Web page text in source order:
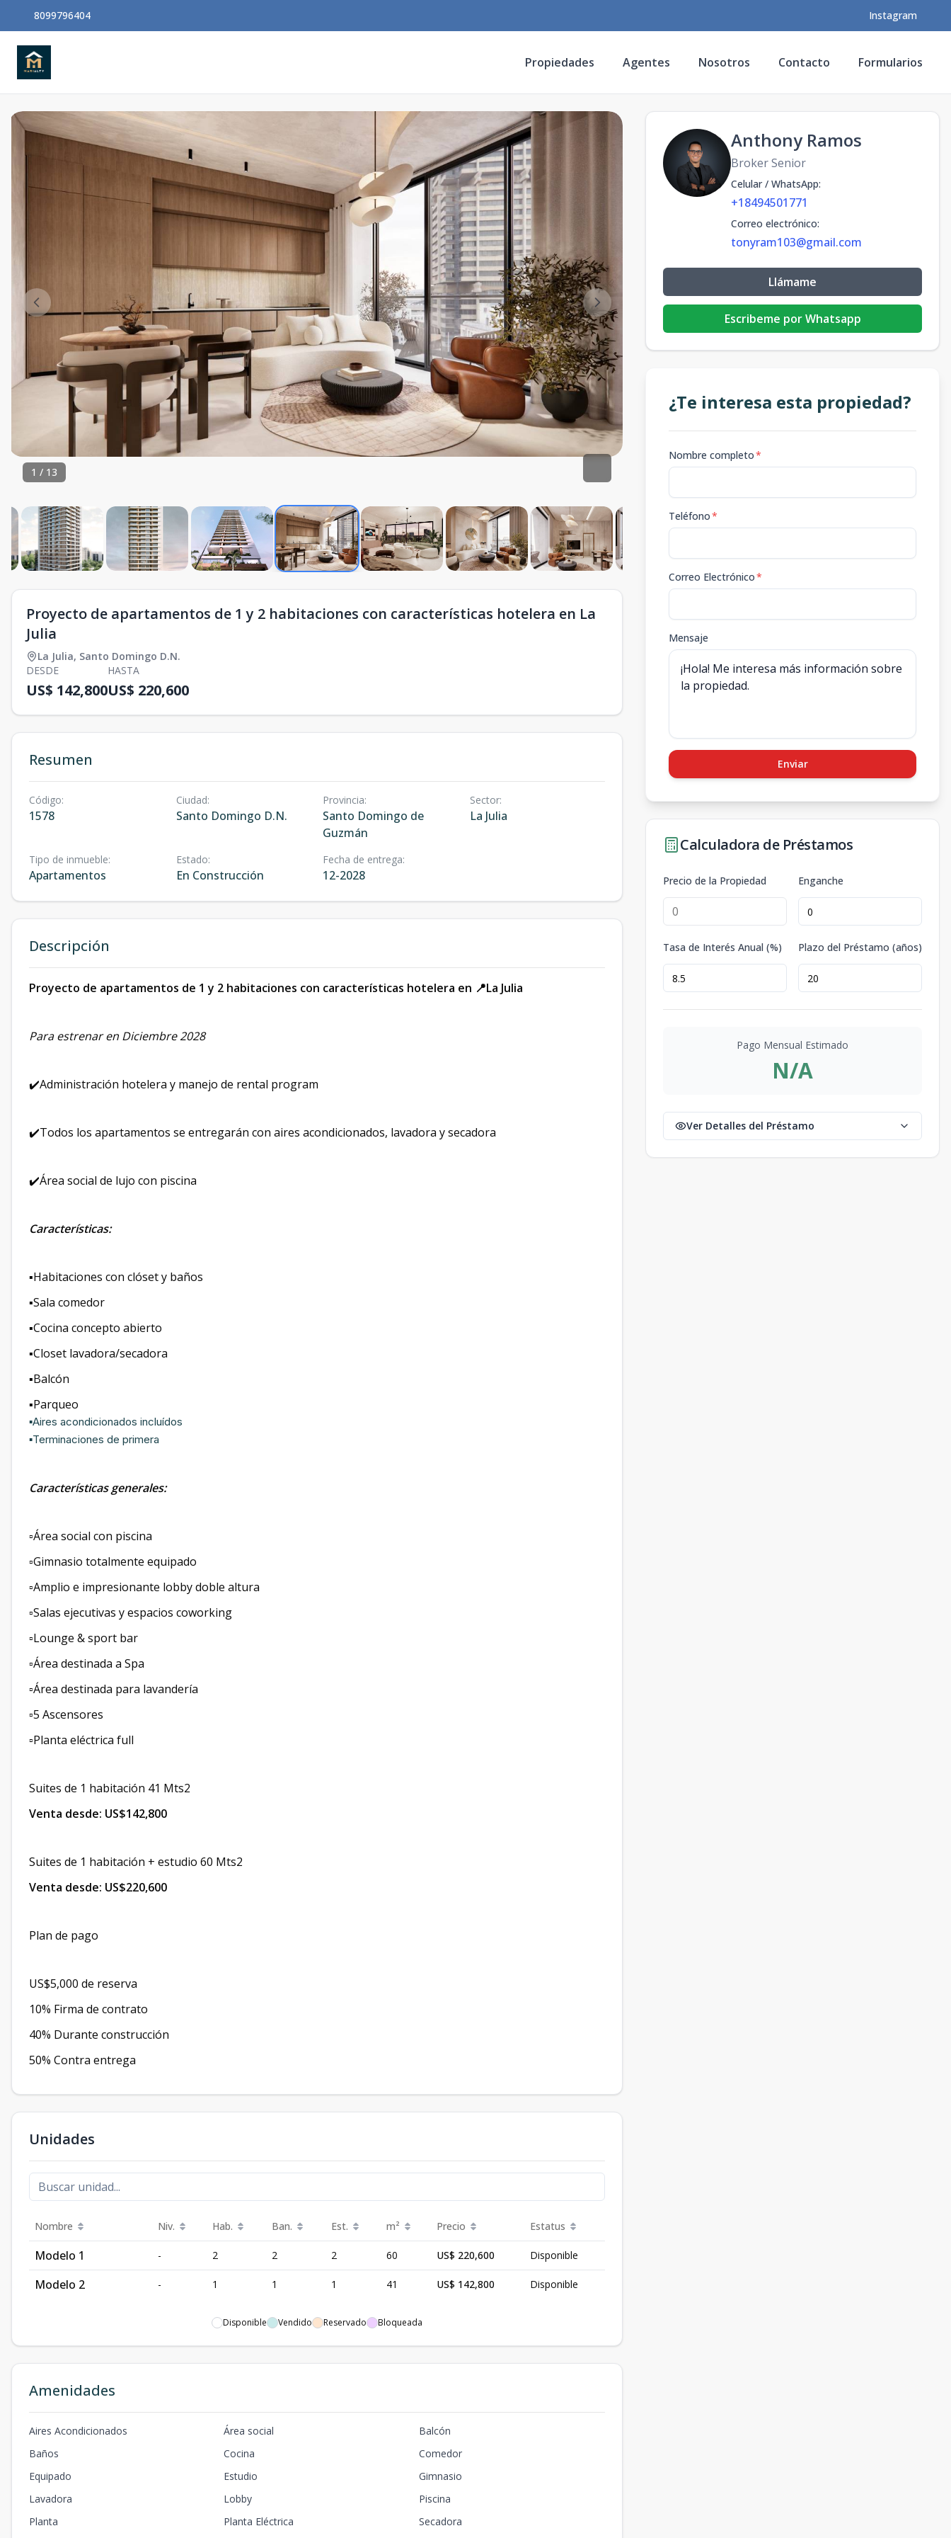
8099796404 Instagram
Propiedades Agentes Nosotros Contacto Formularios
1 / 13
Proyecto de apartamentos de 1 y 2 habitaciones con características hotelera en La
Julia
La Julia, Santo Domingo D.N.
DESDE
US$ 142,800
HASTA
US$ 220,600
Resumen
Código:
1578
Ciudad:
Santo Domingo D.N.
Provincia:
Santo Domingo de
Guzmán
Sector:
La Julia
Tipo de inmueble:
Apartamentos
Estado:
En Construcción
Fecha de entrega:
12-2028
Descripción
Proyecto de apartamentos de 1 y 2 habitaciones con características hotelera en 📍La Julia
Para estrenar en Diciembre 2028
✔️Administración hotelera y manejo de rental program
✔️Todos los apartamentos se entregarán con aires acondicionados, lavadora y secadora
✔️Área social de lujo con piscina
Características:
▪️Habitaciones con clóset y baños
▪️Sala comedor
▪️Cocina concepto abierto
▪️Closet lavadora/secadora
▪️Balcón
▪️Parqueo
▪️Aires acondicionados incluídos
▪️Terminaciones de primera
Características generales:
▫️Área social con piscina
▫️Gimnasio totalmente equipado
▫️Amplio e impresionante lobby doble altura
▫️Salas ejecutivas y espacios coworking
▫️Lounge & sport bar
▫️Área destinada a Spa
▫️Área destinada para lavandería
▫️5 Ascensores
▫️Planta eléctrica full
Suites de 1 habitación 41 Mts2
Venta desde: US$142,800
Suites de 1 habitación + estudio 60 Mts2
Venta desde: US$220,600
Plan de pago
US$5,000 de reserva
10% Firma de contrato
40% Durante construcción
50% Contra entrega
Unidades
Nombre Niv. Hab. Ban. Est. m² Precio Estatus
Modelo 1 - 2 2 2 60 US$ 220,600 Disponible
Modelo 2 - 1 1 1 41 US$ 142,800 Disponible
Disponible Vendido Reservado Bloqueada
Amenidades
Aires Acondicionados Área social
Balcón
Baños
Cocina
Comedor
Equipado
Estudio
Gimnasio
Lavadora
Lobby
Piscina
Planta
Planta Eléctrica Secadora
Anthony Ramos
Broker Senior
Celular / WhatsApp:
+18494501771
Correo electrónico:
tonyram103@gmail.com
Llámame
Escribeme por Whatsapp
¿Te interesa esta propiedad?
Nombre completo*
Teléfono*
Correo Electrónico*
Mensaje
Enviar
Calculadora de Préstamos
Precio de la Propiedad Enganche
Tasa de Interés Anual (%) Plazo del Préstamo (años)
Pago Mensual Estimado
N/A
Ver Detalles del Préstamo